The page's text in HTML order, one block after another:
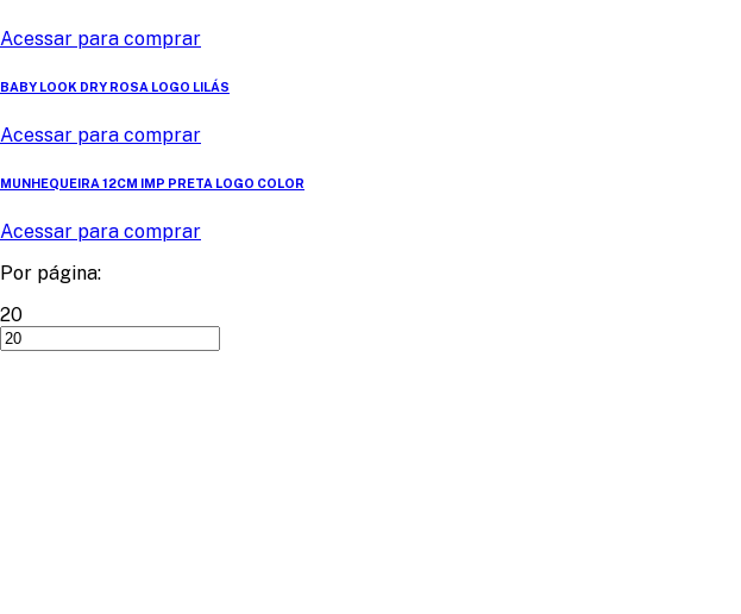
Acessar para comprar
BABY LOOK DRY ROSA LOGO LILÁS
Acessar para comprar
MUNHEQUEIRA 12CM IMP PRETA LOGO COLOR
Acessar para comprar
Por página:
20